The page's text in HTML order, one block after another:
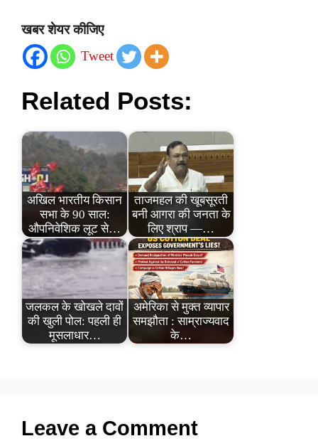
खबर शेयर कीजिए
Tweet
Related Posts:
अखिल भारतीय किसान
सभा के 90 साल:
औपनिवेशिक लूट से…
ताजमहल की खूबसूरती
बनी आगरा की जनता के
लिए श्राप —…
जलकल के खोखले दावों
की खुली पोल: पहली ही
मूसलाधार…
अमेरिका से मुक्त व्यापार
समझौता : साम्राज्यवाद
के…
Leave a Comment